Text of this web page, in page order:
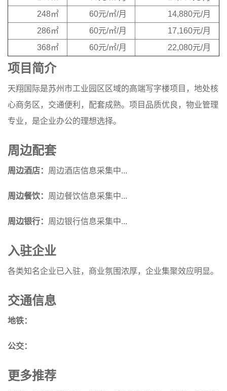
248㎡
60元/㎡/月
14,880元/月
286㎡
60元/㎡/月
17,160元/月
368㎡
60元/㎡/月 22,080元/月
项目简介
天翔国际是苏州市工业园区区域的高端写字楼项目，地处核
心商务区，交通便利，配套成熟。项目品质优良，物业管理
专业，是企业办公的理想选择。
周边配套
周边酒店： 周边酒店信息采集中...
周边餐饮： 周边餐饮信息采集中...
周边银行： 周边银行信息采集中...
入驻企业
各类知名企业已入驻，商业氛围浓厚，企业集聚效应明显。
交通信息
地铁：
公交：
更多推荐